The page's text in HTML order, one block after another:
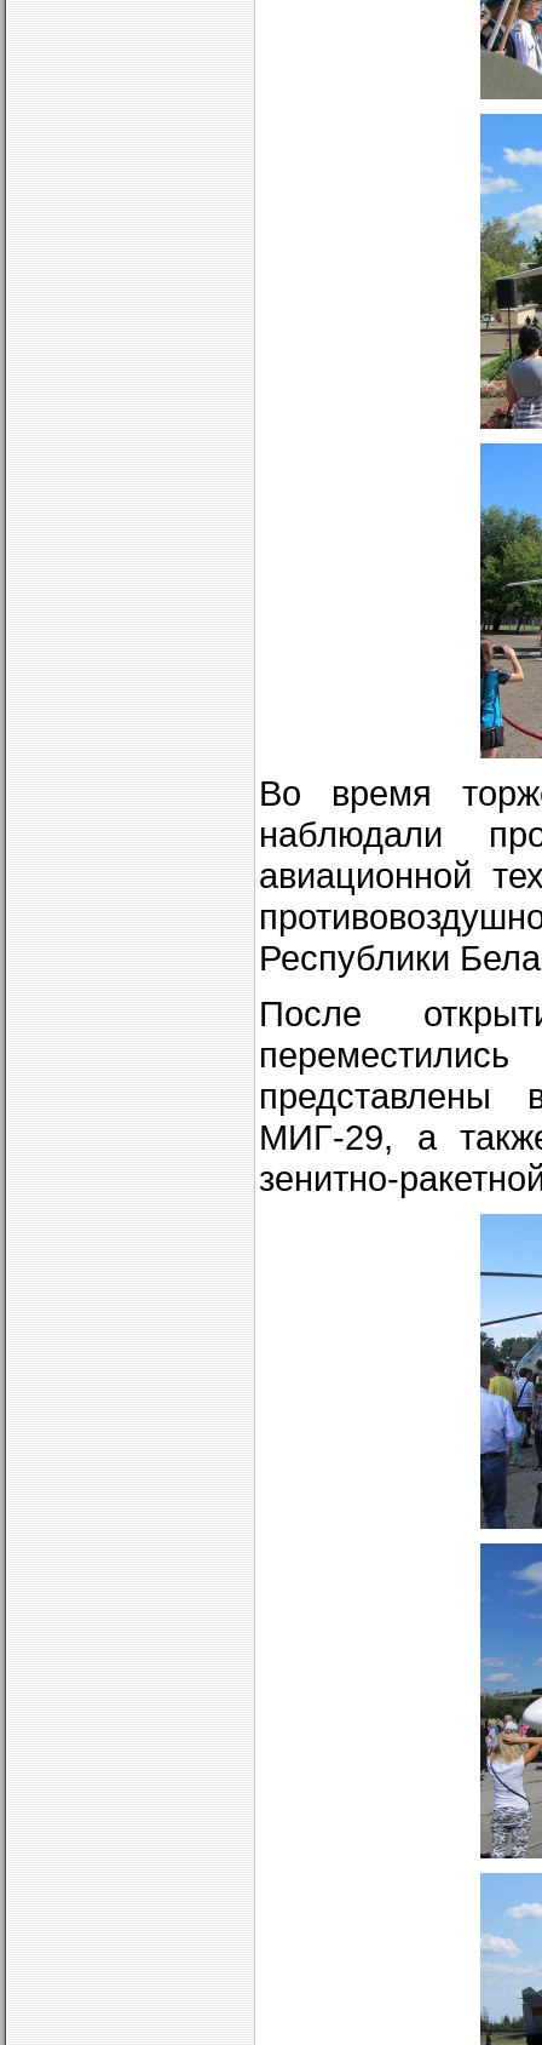
Во время
наблюдали
авиационной
Республики
После
МИГ-29, а
зенитно-